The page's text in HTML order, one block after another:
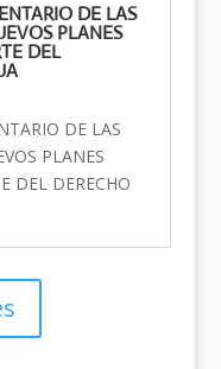
DE LAS
PLANES
DEL
DE LAS
PLANES
DEL DERECHO